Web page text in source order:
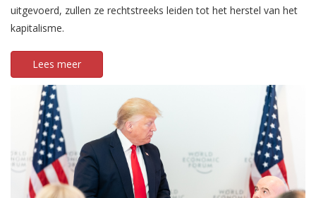
uitgevoerd, zullen ze rechtstreeks leiden tot het herstel van het
kapitalisme.
Lees meer